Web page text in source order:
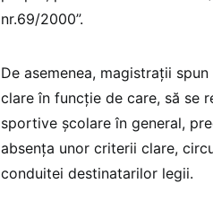
nr.69/2000”.
De asemenea, magistrații
clare în funcţie de care, să se
sportive şcolare în general,
absenţa unor criterii clare,
conduitei destinatarilor legii.